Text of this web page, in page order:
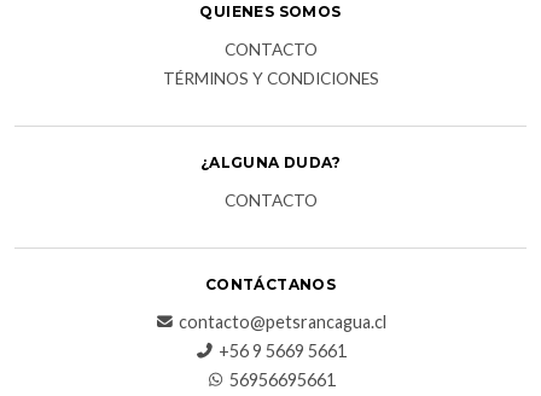
QUIENES SOMOS
CONTACTO
TÉRMINOS Y CONDICIONES
¿ALGUNA DUDA?
CONTACTO
CONTÁCTANOS
contacto@petsrancagua.cl
‪+56 9 5669 5661‬
56956695661‬